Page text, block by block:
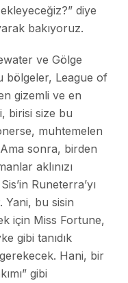
diye
bakıyoruz.
ve Gölge
bölgeler, League of
gizemli ve en
birisi size bu
muhtemelen
sonra, birden
aklınızı
Runeterra’yı
Yani, bu sisin
için Miss Fortune,
gibi tanıdık
Hani, bir
gibi